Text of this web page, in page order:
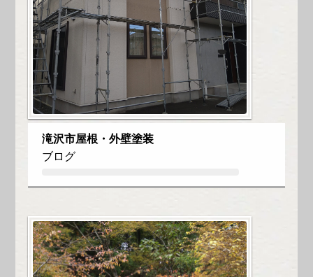
滝沢市屋根・外壁塗装
ブログ